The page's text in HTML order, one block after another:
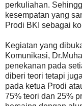
perkuliahan.
kesempatan yang
Prodi BKI sebagai
Kegiatan yang
Komunikasi,
penekanan pada
diberi teori tetapi
pada ketua Prodi
75% teori dan 25%